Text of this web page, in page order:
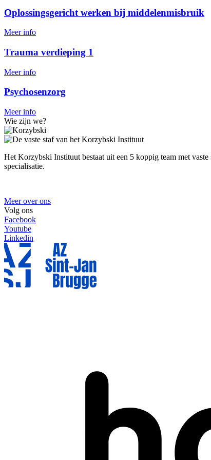
Oplossingsgericht werken bij middelenmisbruik
Meer info
Trauma verdieping 1
Meer info
Psychosenzorg
Meer info
Wie zijn we?
Het Korzybski Instituut bestaat uit een 5 koppig team met
specialisatie.
Meer over ons
Volg ons
Facebook
Youtube
Linkedin